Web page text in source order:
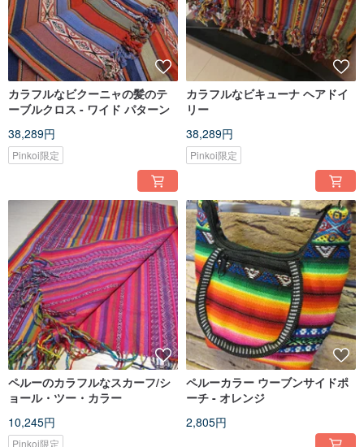
カラフルなビクーニャの髪のテ
ーブルクロス - ワイド パターン
38,289円
Pinkoi限定
カラフルなビキューナ ヘアドイ
リー
38,289円
Pinkoi限定
ペルーのカラフルなスカーフ/シ
ョール・ツー・カラー
10,245円
Pinkoi限定
ペルーカラー ウーブンサイドポ
ーチ - オレンジ
2,805円